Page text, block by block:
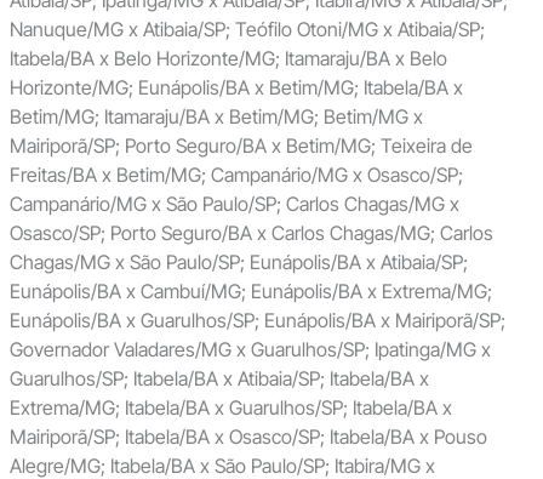
Nanuque/MG x Atibaia/SP; Teófilo Otoni/MG x Atibaia/SP;
Itabela/BA x Belo Horizonte/MG; Itamaraju/BA x Belo
Horizonte/MG; Eunápolis/BA x Betim/MG; Itabela/BA x
Betim/MG; Itamaraju/BA x Betim/MG; Betim/MG x
Mairiporã/SP; Porto Seguro/BA x Betim/MG; Teixeira de
Freitas/BA x Betim/MG; Campanário/MG x Osasco/SP;
Campanário/MG x São Paulo/SP; Carlos Chagas/MG x
Osasco/SP; Porto Seguro/BA x Carlos Chagas/MG; Carlos
Chagas/MG x São Paulo/SP; Eunápolis/BA x Atibaia/SP;
Eunápolis/BA x Cambuí/MG; Eunápolis/BA x Extrema/MG;
Eunápolis/BA x Guarulhos/SP; Eunápolis/BA x Mairiporã/SP;
Governador Valadares/MG x Guarulhos/SP; Ipatinga/MG x
Guarulhos/SP; Itabela/BA x Atibaia/SP; Itabela/BA x
Extrema/MG; Itabela/BA x Guarulhos/SP; Itabela/BA x
Mairiporã/SP; Itabela/BA x Osasco/SP; Itabela/BA x Pouso
Alegre/MG; Itabela/BA x São Paulo/SP; Itabira/MG x